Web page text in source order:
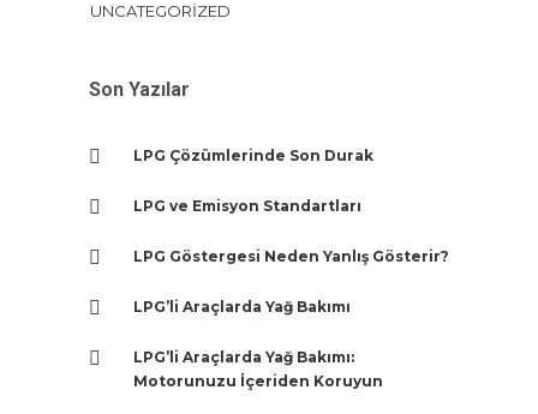
UNCATEGORIZED
Son Yazılar
LPG Çözümlerinde Son Durak
LPG ve Emisyon Standartları
LPG Göstergesi Neden Yanlış Gösterir?
LPG’li Araçlarda Yağ Bakımı
LPG’li Araçlarda Yağ Bakımı:
Motorunuzu İçeriden Koruyun